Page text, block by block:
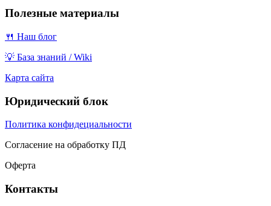
Полезные материалы
🍴 Наш блог
💡 База знаний / Wiki
Карта сайта
Юридический блок
Политика конфидециальности
Согласение на обработку ПД
Оферта
Контакты